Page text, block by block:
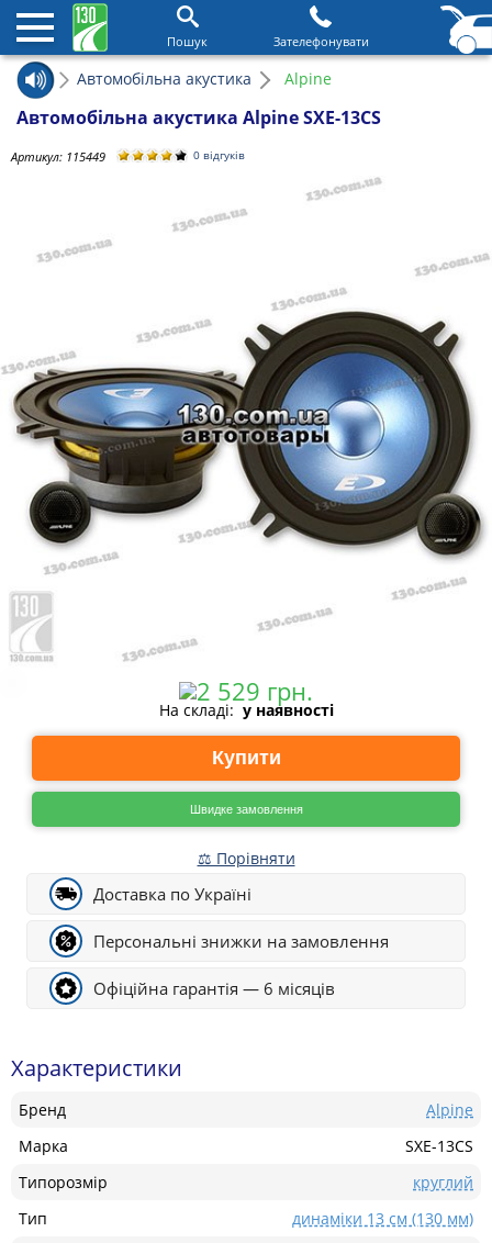
Пошук Зателефонувати
Автомобільна акустика Alpine
Автомобільна акустика Alpine SXE-13CS
Артикул: 115449 0 відгуків
На складі: у наявності
Купити
Швидке замовлення
⚖ Порівняти
Доставка по Україні
Персональні знижки на замовлення
Офіційна гарантія — 6 місяців
Характеристики
Бренд
Alpine
Марка
SXE-13CS
Типорозмір
круглий
Тип
динаміки 13 см (130 мм)